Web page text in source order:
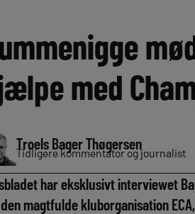
med
Troels Bager Thøgersen
Tidligere kommentator og journalist
har eksklusivt interviewet
magtfulde kluborganisation